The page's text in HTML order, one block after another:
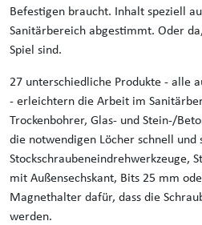
Befestigen braucht. Inhalt speziell
Sanitärbereich abgestimmt. Oder
Spiel sind.
27 unterschiedliche Produkte - alle
- erleichtern die Arbeit im
Trockenbohrer, Glas- und Stein-/
die notwendigen Löcher schnell
Stockschraubeneindrehwerkzeuge,
mit Außensechskant, Bits 25 mm
Magnethalter dafür, dass die
werden.